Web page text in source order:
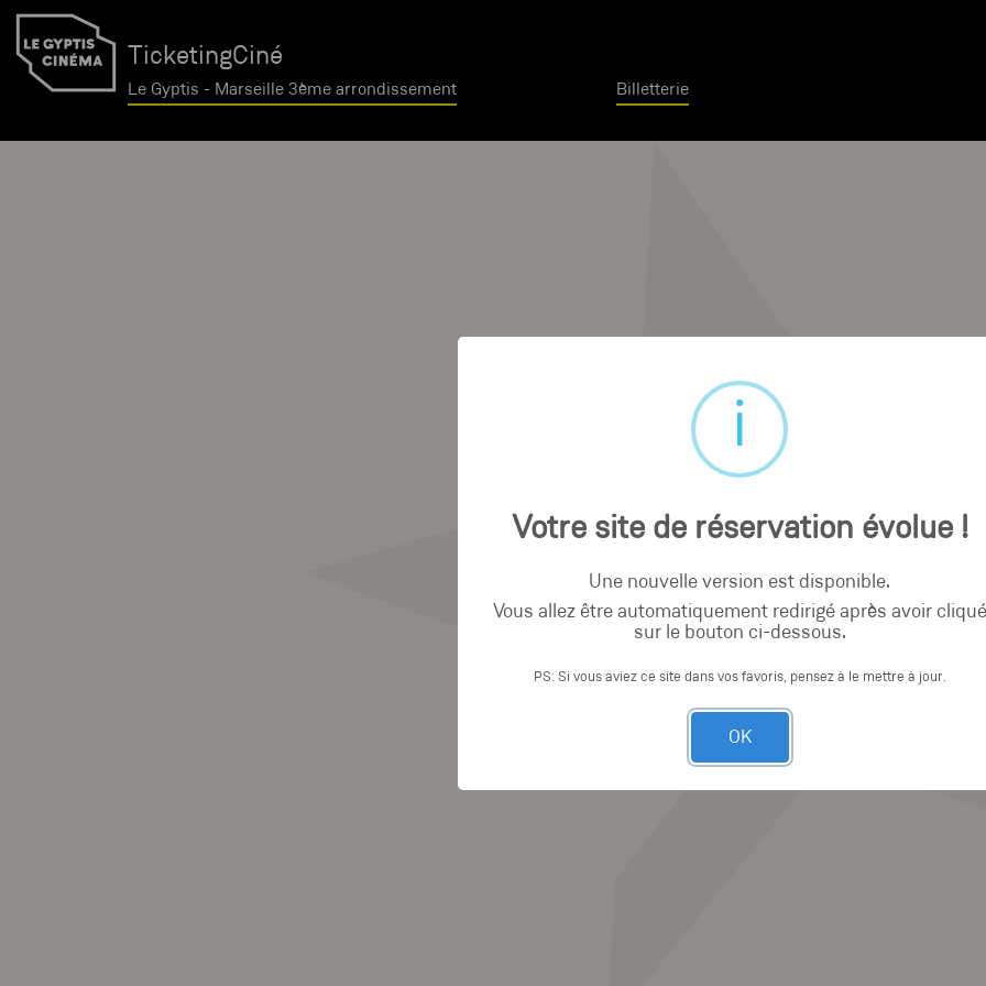
TicketingCiné
Le Gyptis - Marseille 3ème arrondissement Billetterie
Votre site de réservation évolue !
Une nouvelle version est disponible.
Vous allez être automatiquement redirigé après avoir cliqué
sur le bouton ci-dessous.
PS: Si vous aviez ce site dans vos favoris, pensez à le mettre à jour.
OK